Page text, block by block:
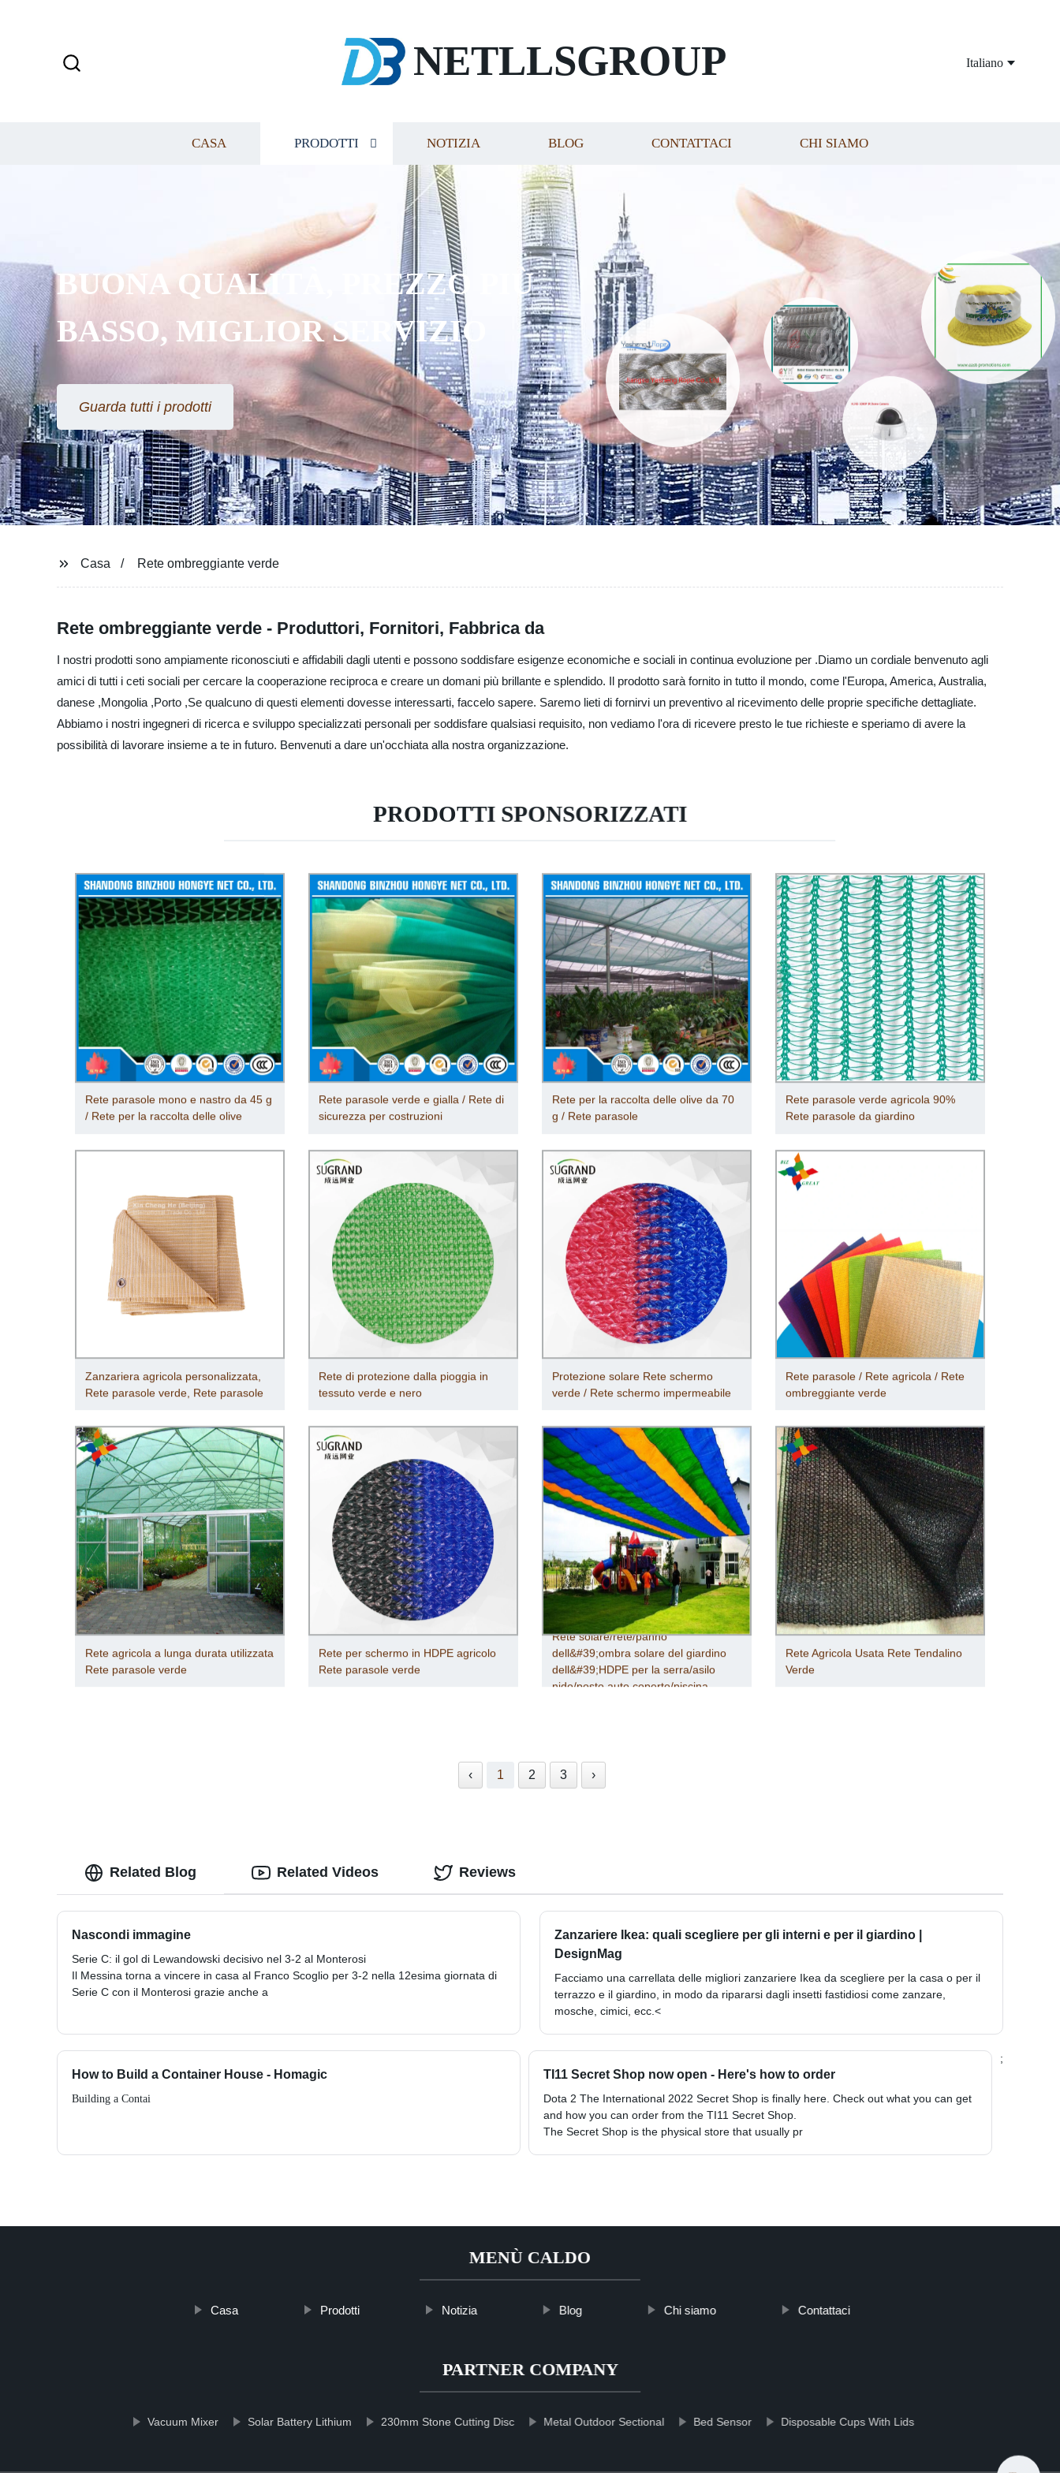
NETLLSGROUP Italiano
CASA PRODOTTI NOTIZIA BLOG CONTATTACI CHI SIAMO
BUONA QUALITÀ, PREZZO PIÙ
BASSO, MIGLIOR SERVIZIO
Guarda tutti i prodotti
Casa Rete ombreggiante verde
Rete ombreggiante verde - Produttori, Fornitori, Fabbrica da
I nostri prodotti sono ampiamente riconosciuti e affidabili dagli utenti e possono soddisfare esigenze economiche e sociali in continua evoluzione per .Diamo un cordiale benvenuto agli
amici di tutti i ceti sociali per cercare la cooperazione reciproca e creare un domani più brillante e splendido. Il prodotto sarà fornito in tutto il mondo, come l'Europa, America, Australia,
danese ,Mongolia ,Porto ,Se qualcuno di questi elementi dovesse interessarti, faccelo sapere. Saremo lieti di fornirvi un preventivo al ricevimento delle proprie specifiche dettagliate.
Abbiamo i nostri ingegneri di ricerca e sviluppo specializzati personali per soddisfare qualsiasi requisito, non vediamo l'ora di ricevere presto le tue richieste e speriamo di avere la
possibilità di lavorare insieme a te in futuro. Benvenuti a dare un'occhiata alla nostra organizzazione.
PRODOTTI SPONSORIZZATI
Rete parasole mono e nastro da 45 g
/ Rete per la raccolta delle olive
Rete parasole verde e gialla / Rete di
sicurezza per costruzioni
Rete per la raccolta delle olive da 70
g / Rete parasole
Rete parasole verde agricola 90%
Rete parasole da giardino
Zanzariera agricola personalizzata,
Rete parasole verde, Rete parasole
Rete di protezione dalla pioggia in
tessuto verde e nero
Protezione solare Rete schermo
verde / Rete schermo impermeabile
Rete parasole / Rete agricola / Rete
ombreggiante verde
Rete agricola a lunga durata utilizzata
Rete parasole verde
Rete per schermo in HDPE agricolo
Rete parasole verde
Rete solare/rete/panno
dell&#39;ombra solare del giardino
dell&#39;HDPE per la serra/asilo
nido/posto auto coperto/piscina
Rete Agricola Usata Rete Tendalino
Verde
‹ 1 2 3 ›
Related Blog
Nascondi immagine
Serie C: il gol di Lewandowski decisivo nel 3-2 al Monterosi
Il Messina torna a vincere in casa al Franco Scoglio per 3-2 nella 12esima giornata di
Serie C con il Monterosi grazie anche a
Zanzariere Ikea: quali scegliere per gli interni e per il giardino |
DesignMag
Facciamo una carrellata delle migliori zanzariere Ikea da scegliere per la casa o per il
terrazzo e il giardino, in modo da ripararsi dagli insetti fastidiosi come zanzare,
mosche, cimici, ecc.<
How to Build a Container House - Homagic
Building a Contai
TI11 Secret Shop now open - Here's how to order
Dota 2 The International 2022 Secret Shop is finally here. Check out what you can get
and how you can order from the TI11 Secret Shop.
The Secret Shop is the physical store that usually pr
;
Related Videos Reviews
MENÙ CALDO
Casa Prodotti Notizia Blog Chi siamo Contattaci
PARTNER COMPANY
Vacuum Mixer Solar Battery Lithium 230mm Stone Cutting Disc Metal Outdoor Sectional Bed Sensor Disposable Cups With Lids